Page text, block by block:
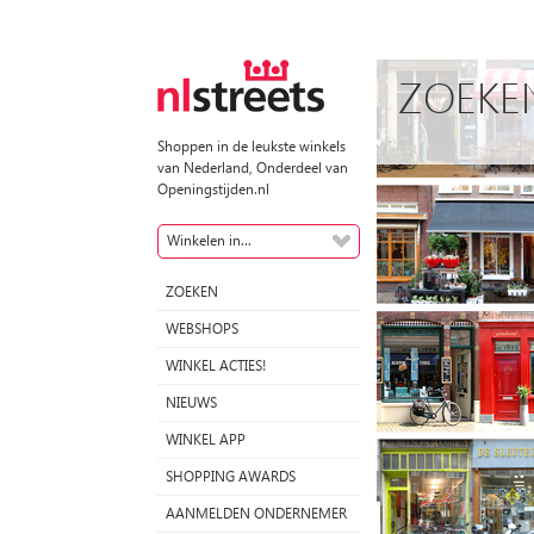
Shoppen in de leukste winkels
van Nederland, Onderdeel van
Openingstijden.nl
Winkelen in...
ZOEKEN
WEBSHOPS
WINKEL ACTIES!
NIEUWS
WINKEL APP
SHOPPING AWARDS
AANMELDEN ONDERNEMER